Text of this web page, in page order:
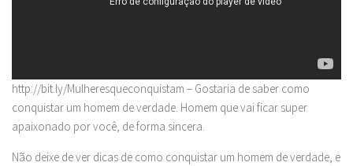
http://bit.ly/Mulheresqueconquistam – Gostaria de saber como
conquistar um homem de verdade. Homem que vai ficar super
apaixonado por você, de forma sincera.
Não deixe de ver dicas de como conquistar um homem de verdade, e